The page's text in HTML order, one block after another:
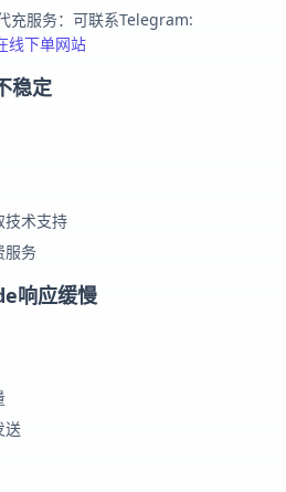
充服务：可联系Telegram:
线下单网站
稳定
技术支持
服务
响应缓慢
送